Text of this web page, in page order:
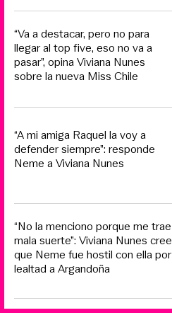
“Va a destacar, pero no para
llegar al top five, eso no va a
pasar”, opina Viviana Nunes
sobre la nueva Miss Chile
“A mi amiga Raquel la voy a
defender siempre”: responde
Neme a Viviana Nunes
“No la menciono porque me trae
mala suerte”: Viviana Nunes cree
que Neme fue hostil con ella por
lealtad a Argandoña